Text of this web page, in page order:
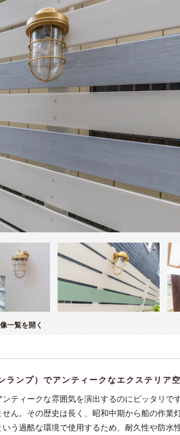
一覧を開く
ランプ）でアンティークなエクステリア
ティークな雰囲気を演出するのにピッタリです
ん。その歴史は長く、昭和中期から船の作業
う過酷な環境で使用するため、耐久性や防水